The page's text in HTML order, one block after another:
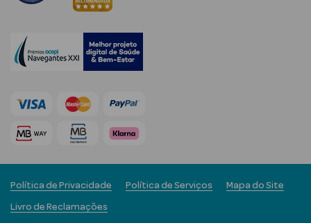
Cosmética
Hidratantes
Séruns Faciais
Creme de Olhos
envelhecimento
Política de Privacidade Política de Serviços Mapa do Site
Livro de Reclamações